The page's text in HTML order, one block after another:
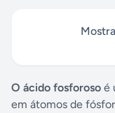
O ácido fosforoso é
em átomos de